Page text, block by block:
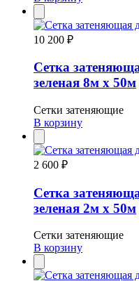
10 200 ₽
Сетка
зеленая 8м х 50м
Сетки затеняющие
В корзину
2 600 ₽
Сетка
зеленая 2м х 50м
Сетки затеняющие
В корзину